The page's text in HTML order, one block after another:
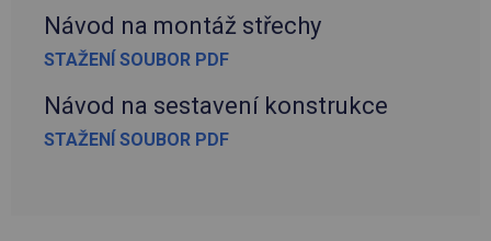
Návod na montáž střechy
STAŽENÍ SOUBOR PDF
Návod na sestavení konstrukce
STAŽENÍ SOUBOR PDF